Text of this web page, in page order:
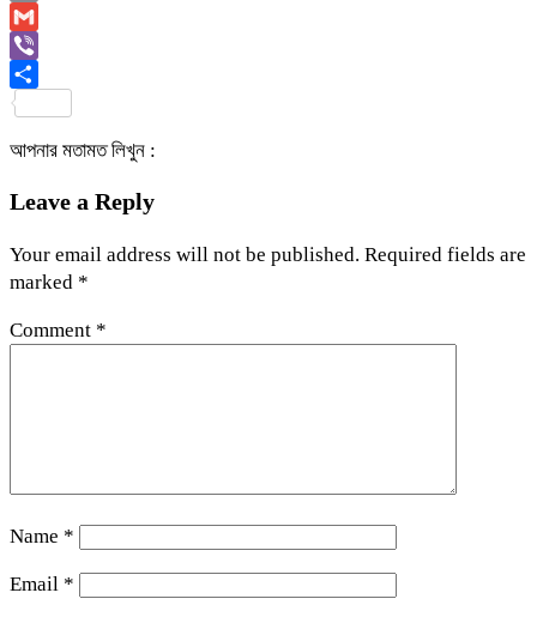
Copy
Link
Gmail
Viber
আপনার মতামত লিখুন :
Leave a Reply
Your email address will not be published. Required fields are
marked *
Comment *
Name *
Email *